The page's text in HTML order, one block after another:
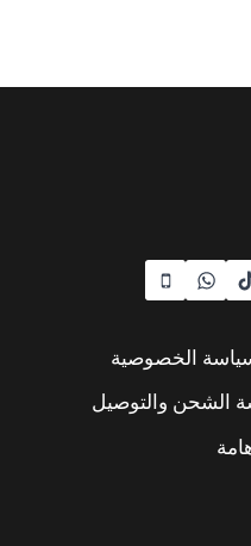
الخصوصية
الشحن والتوصيل